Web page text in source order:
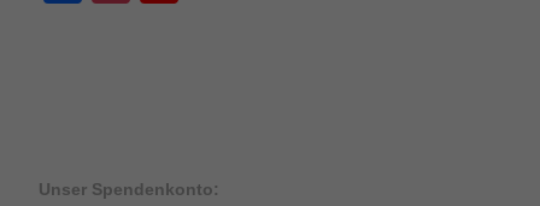
Unser Spendenkonto: